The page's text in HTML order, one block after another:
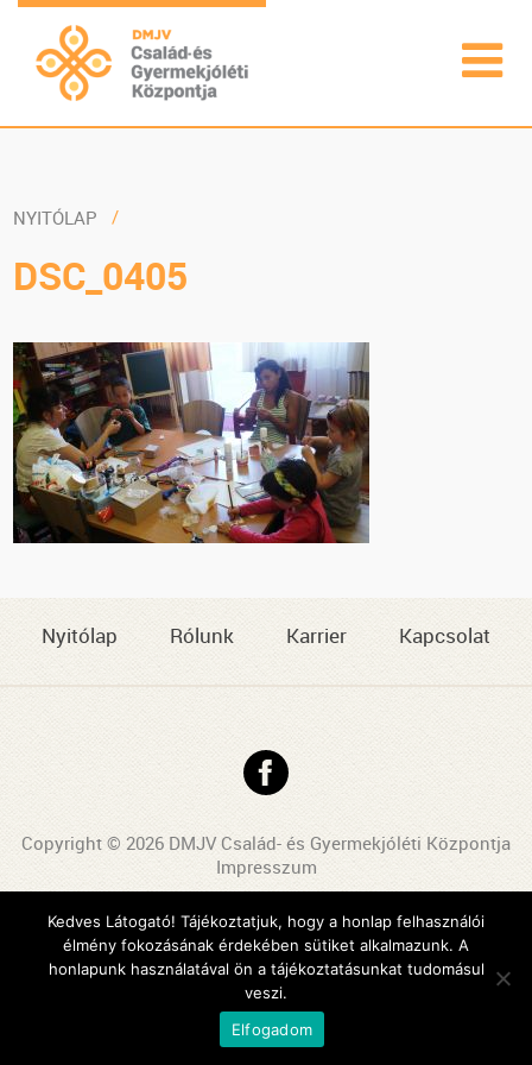
NYITÓLAP
DSC_0405
Nyitólap Rólunk Karrier Kapcsolat
Copyright © 2026 DMJV Család- és Gyermekjóléti Központja
Impresszum
Arculattervezés, honlaptervezés: Kreatív Vonalak
Kedves Látogató! Tájékoztatjuk, hogy a honlap felhasználói
élmény fokozásának érdekében sütiket alkalmazunk. A
honlapunk használatával ön a tájékoztatásunkat tudomásul
veszi.
Elfogadom